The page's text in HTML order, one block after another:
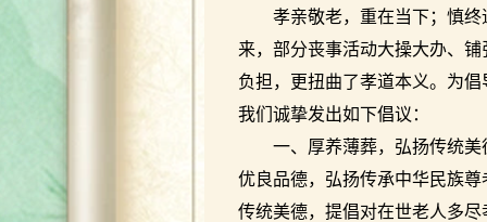
孝亲敬老，重在当下；慎
来，部分丧事活动大操大办、
负担，更扭曲了孝道本义。为
我们诚挚发出如下倡议：
一、厚养薄葬，弘扬传统美
优良品德，弘扬传承中华民族
传统美德，提倡对在世老人多